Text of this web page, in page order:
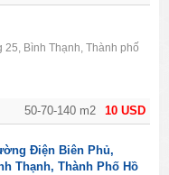
10 USD
50-70-140 m2
25, Bình Thạnh, Thành phố
Điện Biên Phủ,
Thạnh, Thành Phố Hồ